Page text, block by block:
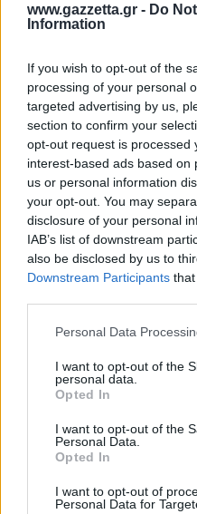
www.gazzetta.gr - Do
Information
If you wish to opt-out of the
processing of your personal
targeted advertising by us,
section to confirm your
opt-out request is processed
interest-based ads based on
us or personal information
your opt-out. You may
disclosure of your personal
IAB’s list of downstream
also be disclosed by us to
Downstream Participants
Please note that this
not limited to your visit or
grant or deny consent to
use your data for below
consent section.
Personal Data
I want to opt-out of the
personal data.
Opted In
I want to opt-out of the
Personal Data.
Opted In
I want to opt-out of
Personal Data for
Πέρα από τη Λισαβόνα:
της Πορτογαλίας
Το καλά κρυμμένο
των Αγίων και η
6 γραφικά χωριά των
ανακαλύψετε